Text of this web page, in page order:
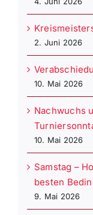
2. Juni 2026
10. Mai 2026
Nachwuchs
10. Mai 2026
Samstag –
besten
9. Mai 2026